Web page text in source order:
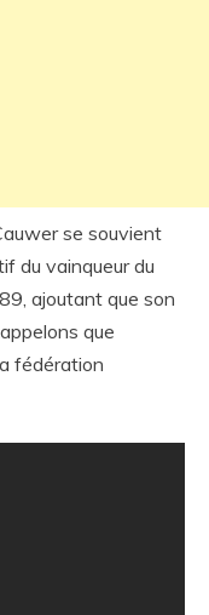
se souvient
du vainqueur du
ajoutant que son
que
fédération